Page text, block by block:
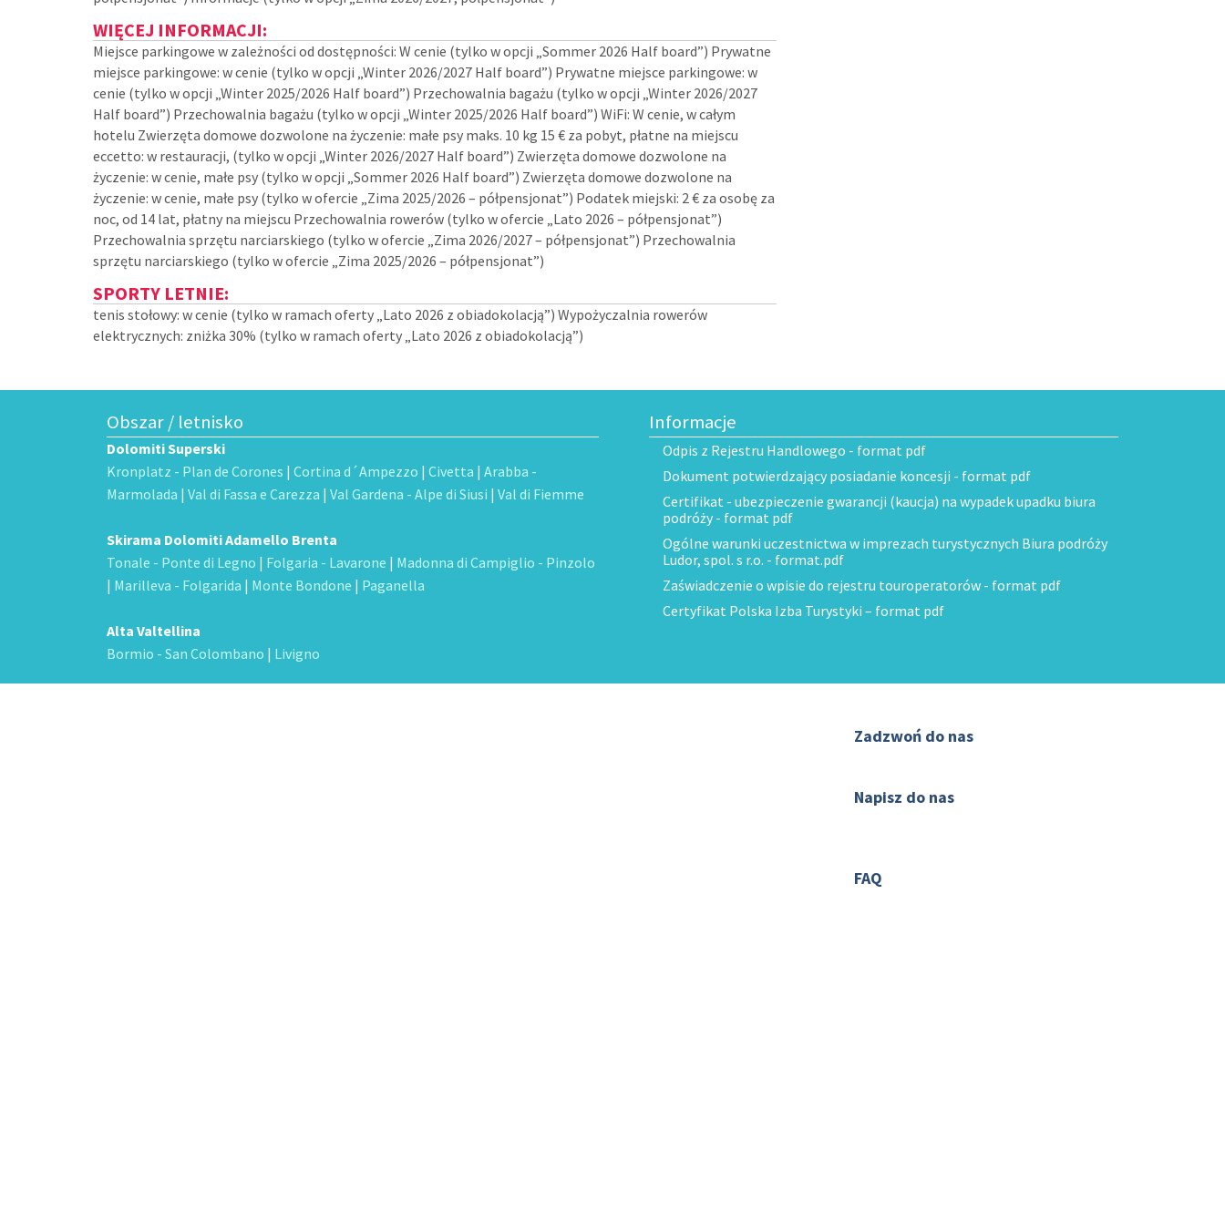
WIĘCEJ INFORMACJI:
Miejsce parkingowe w zależności od dostępności: W cenie (tylko w opcji „Sommer 2026 Half board”) Prywatne
miejsce parkingowe: w cenie (tylko w opcji „Winter 2026/2027 Half board”) Prywatne miejsce parkingowe: w
cenie (tylko w opcji „Winter 2025/2026 Half board”) Przechowalnia bagażu (tylko w opcji „Winter 2026/2027
Half board”) Przechowalnia bagażu (tylko w opcji „Winter 2025/2026 Half board”) WiFi: W cenie, w całym
hotelu Zwierzęta domowe dozwolone na życzenie: małe psy maks. 10 kg 15 € za pobyt, płatne na miejscu
eccetto: w restauracji, (tylko w opcji „Winter 2026/2027 Half board”) Zwierzęta domowe dozwolone na
życzenie: w cenie, małe psy (tylko w opcji „Sommer 2026 Half board”) Zwierzęta domowe dozwolone na
życzenie: w cenie, małe psy (tylko w ofercie „Zima 2025/2026 – półpensjonat”) Podatek miejski: 2 € za osobę za
noc, od 14 lat, płatny na miejscu Przechowalnia rowerów (tylko w ofercie „Lato 2026 – półpensjonat”)
Przechowalnia sprzętu narciarskiego (tylko w ofercie „Zima 2026/2027 – półpensjonat”) Przechowalnia
sprzętu narciarskiego (tylko w ofercie „Zima 2025/2026 – półpensjonat”)
SPORTY LETNIE:
tenis stołowy: w cenie (tylko w ramach oferty „Lato 2026 z obiadokolacją”) Wypożyczalnia rowerów
elektrycznych: zniżka 30% (tylko w ramach oferty „Lato 2026 z obiadokolacją”)
Obszar / letnisko
Dolomiti Superski
Kronplatz - Plan de Corones | Cortina d´Ampezzo | Civetta | Arabba -
Marmolada | Val di Fassa e Carezza | Val Gardena - Alpe di Siusi | Val di Fiemme
Skirama Dolomiti Adamello Brenta
Tonale - Ponte di Legno | Folgaria - Lavarone | Madonna di Campiglio - Pinzolo
| Marilleva - Folgarida | Monte Bondone | Paganella
Alta Valtellina
Bormio - San Colombano | Livigno
Informacje
Odpis z Rejestru Handlowego - format pdf
Dokument potwierdzający posiadanie koncesji - format pdf
Certifikat - ubezpieczenie gwarancji (kaucja) na wypadek upadku biura
podróży - format pdf
Ogólne warunki uczestnictwa w imprezach turystycznych Biura podróży
Ludor, spol. s r.o. - format.pdf
Zaświadczenie o wpisie do rejestru touroperatorów - format pdf
Certyfikat Polska Izba Turystyki – format pdf
Zadzwoń do nas
Napisz do nas
FAQ